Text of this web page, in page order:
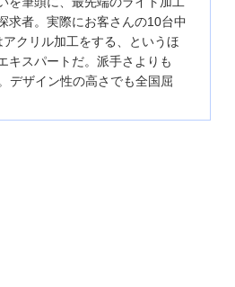
求者。実際にお客さんの10台中
アクリル加工をする、というほ
キスパートだ。派手さよりも
デザイン性の高さでも全国屈